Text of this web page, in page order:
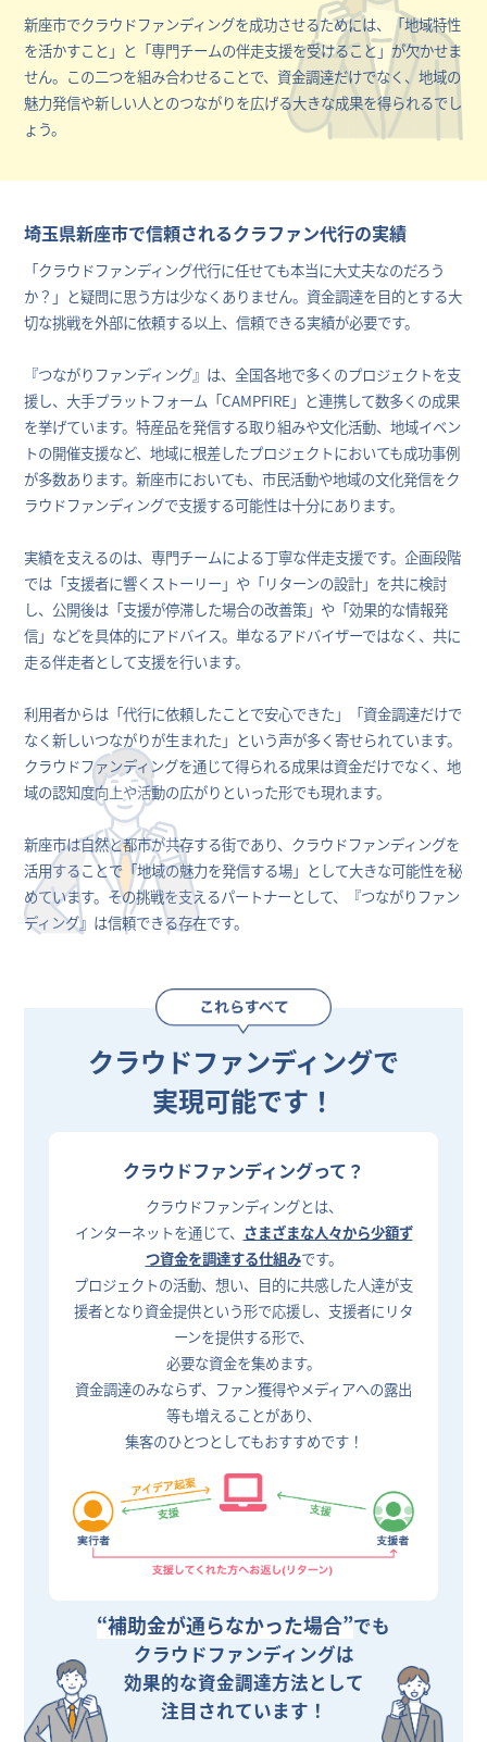
新座市でクラウドファンディングを成功させるためには、「地域特性
を活かすこと」と「専門チームの伴走支援を受けること」が欠かせま
せん。この二つを組み合わせることで、資金調達だけでなく、地域の
魅力発信や新しい人とのつながりを広げる大きな成果を得られるでし
ょう。
埼玉県新座市で信頼されるクラファン代行の実績
「クラウドファンディング代行に任せても本当に大丈夫なのだろう
か？」と疑問に思う方は少なくありません。資金調達を目的とする大
切な挑戦を外部に依頼する以上、信頼できる実績が必要です。
『つながりファンディング』は、全国各地で多くのプロジェクトを支
援し、大手プラットフォーム「CAMPFIRE」と連携して数多くの成果
を挙げています。特産品を発信する取り組みや文化活動、地域イベン
トの開催支援など、地域に根差したプロジェクトにおいても成功事例
が多数あります。新座市においても、市民活動や地域の文化発信をク
ラウドファンディングで支援する可能性は十分にあります。
実績を支えるのは、専門チームによる丁寧な伴走支援です。企画段階
では「支援者に響くストーリー」や「リターンの設計」を共に検討
し、公開後は「支援が停滞した場合の改善策」や「効果的な情報発
信」などを具体的にアドバイス。単なるアドバイザーではなく、共に
走る伴走者として支援を行います。
利用者からは「代行に依頼したことで安心できた」「資金調達だけで
なく新しいつながりが生まれた」という声が多く寄せられています。
クラウドファンディングを通じて得られる成果は資金だけでなく、地
域の認知度向上や活動の広がりといった形でも現れます。
新座市は自然と都市が共存する街であり、クラウドファンディングを
活用することで「地域の魅力を発信する場」として大きな可能性を秘
めています。その挑戦を支えるパートナーとして、『つながりファン
ディング』は信頼できる存在です。
クラウドファンディングで
実現可能です！
クラウドファンディングって？
クラウドファンディングとは、
インターネットを通じて、 さまざまな人々から少額ず
つ資金を調達する仕組みです。
プロジェクトの活動、想い、目的に共感した人達が支
援者となり資金提供という形で応援し、支援者にリタ
ーンを提供する形で、
必要な資金を集めます。
資金調達のみならず、ファン獲得やメディアへの露出
等も増えることがあり、
集客のひとつとしてもおすすめです！
“補助金が通らなかった場合”でも
クラウドファンディングは
効果的な資金調達方法として
注目されています！